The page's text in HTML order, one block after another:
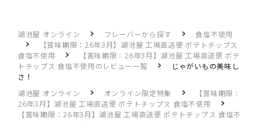
湖池屋 オンライン フレーバーから探す
食塩不使用
【賞味期限：26年3月】湖池屋 工場直送便 ポテトチップス
食塩不使用
【賞味期限：26年3月】湖池屋 工場直送便 ポテ
トチップス 食塩不使用のレビュー一覧
じゃがいもの美味し
さ！
湖池屋 オンライン
オンライン限定特集
【賞味期限：
26年3月】湖池屋 工場直送便 ポテトチップス 食塩不使用
【賞味期限：26年3月】湖池屋 工場直送便 ポテトチップス 食塩不